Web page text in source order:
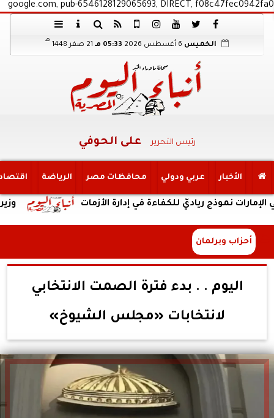
google.com, pub-6546128129065693, DIRECT, f08c47fec0942fa0
الخميس 05:33 مـ 21 صفر 1448
هـ
رئيس التحرير على الحوفي
الأخبار عربي ودولي محافظات مصر الرياضة
وزير النقل رياديّ للكفاءة في إدارة الأزمات
أحزاب وبرلمان
اليوم . . بدء فترة الصمت الانتخابي
لانتخابات «مجلس الشيوخ»